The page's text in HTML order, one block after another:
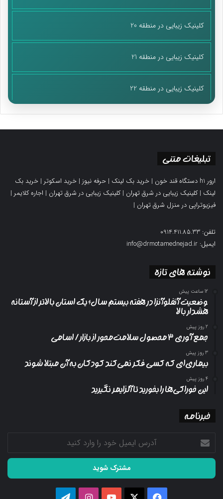
کلینیک زیبایی در منطقه 20
کلینیک زیبایی در منطقه 21
کلینیک زیبایی در منطقه 22
تبلیغات متنی
ارور h1 دستگاه قند خون | خرید بک لینک | حرفه نیوز | خرید اسکوتر | خرید بک
لینک |کلینیک زیبایی در شرق تهران |کلینیک زیبایی در شرق تهران | اجاره کلایمر |
فیزیوتراپی در منزل شرق تهران |
تلفن: 0914.411.85.33
ایمیل: info@drmotamednejad.ir
نوشته های تازه
12 ساعت پیش
وضعیت آنفلوآنزا در هفته بیستم سال؛ یک استان بالاتر از آستانه
هشدار بالا
2 روز پیش
جمع آوری ۳ محصول سلامت‌محور از بازار/ اسامی
3 روز پیش
بیماری‌ای که کسی فکر نمی‌کند کودکان به آن مبتلا شوند
4 روز پیش
این خوراکی‌ها را بخورید تا آلزایمر نگیرید
خبرنامه
آدرس
ایمیل
خود
وارد